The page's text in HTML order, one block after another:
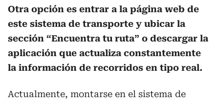
Otra opción es entrar a la página web de
este sistema de transporte y ubicar la
sección “Encuentra tu ruta” o descargar la
aplicación que actualiza constantemente
la información de recorridos en tipo real.
Actualmente, montarse en el sistema de